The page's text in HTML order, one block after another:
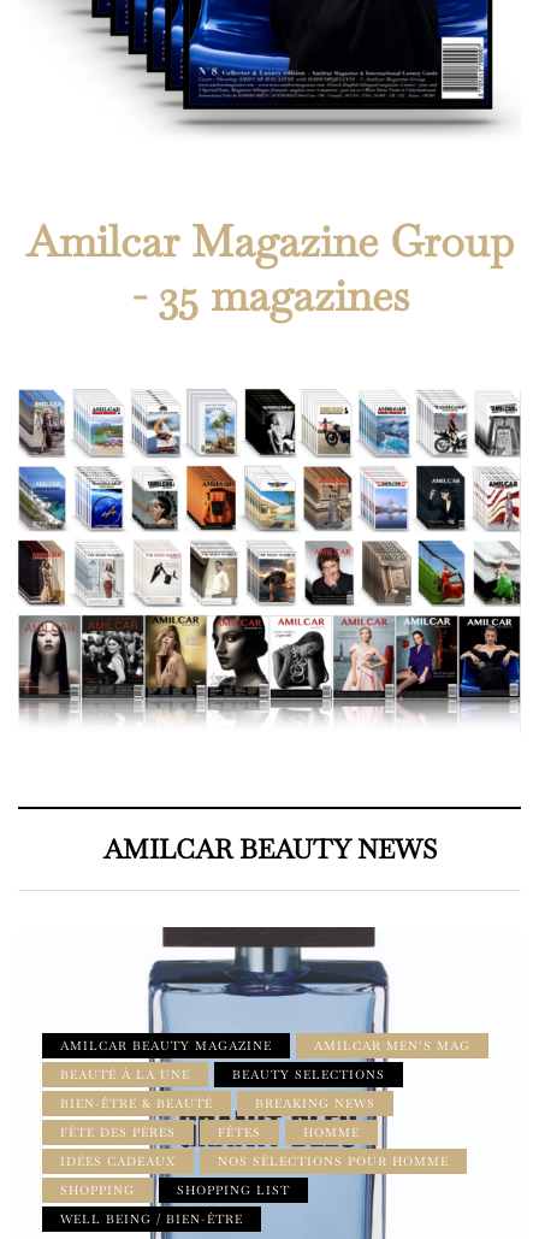
Amilcar Magazine Group
- 35 magazines
AMILCAR BEAUTY NEWS
AMILCAR BEAUTY MAGAZINE
AMILCAR MEN’S MAG
BEAUTÉ À LA UNE
BEAUTY SELECTIONS
BIEN-ÊTRE & BEAUTÉ
BREAKING NEWS
FÊTE DES PÈRES
FÊTES
HOMME
IDÉES CADEAUX
NOS SÉLECTIONS POUR HOMME
SHOPPING
SHOPPING LIST
WELL BEING / BIEN-ÊTRE